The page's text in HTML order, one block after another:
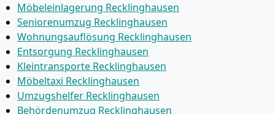
Möbeleinlagerung Recklinghausen
Seniorenumzug Recklinghausen
Wohnungsauflösung Recklinghausen
Entsorgung Recklinghausen
Kleintransporte Recklinghausen
Möbeltaxi Recklinghausen
Umzugshelfer Recklinghausen
Behördenumzug Recklinghausen